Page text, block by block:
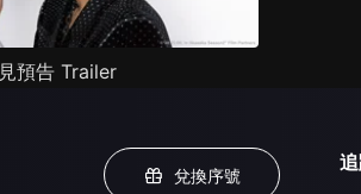
預告 Trailer
兌換序號